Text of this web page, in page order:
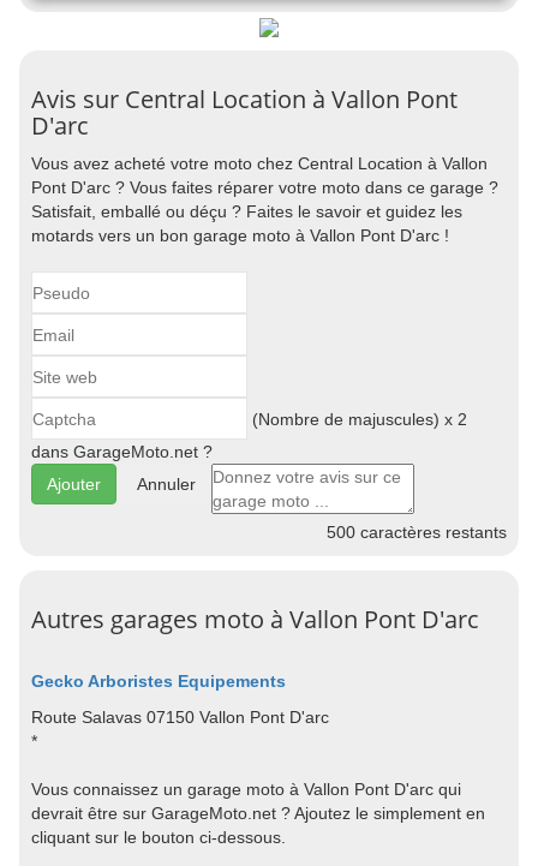
Avis sur Central Location à Vallon Pont
D'arc
Vous avez acheté votre moto chez Central Location à Vallon
Pont D'arc ? Vous faites réparer votre moto dans ce garage ?
Satisfait, emballé ou déçu ? Faites le savoir et guidez les
motards vers un bon garage moto à Vallon Pont D'arc !
(Nombre de majuscules) x 2
dans GarageMoto.net ?
Annuler
500 caractères restants
Autres garages moto à Vallon Pont D'arc
Gecko Arboristes Equipements
Route Salavas 07150 Vallon Pont D'arc
*
Vous connaissez un garage moto à Vallon Pont D'arc qui
devrait être sur GarageMoto.net ? Ajoutez le simplement en
cliquant sur le bouton ci-dessous.